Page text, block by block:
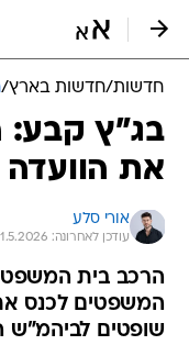
חדשות/חדשות בארץ/
בג"ץ קבע:
את
אורי סלע
עודכן לאחרונה: 31.5.2026 / 16:20
הרכב בית המשפט
המשפטים לכנס
שופטים לביהמ"ש